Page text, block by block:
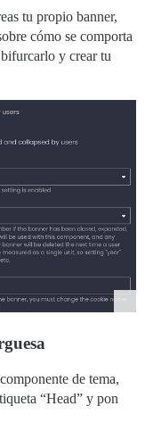
tu propio banner,
cómo se comporta
y crear tu
de tema,
“Head” y pon